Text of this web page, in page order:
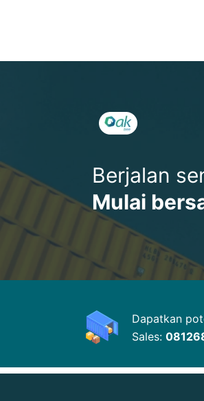
Berjalan
Mulai
Dapatkan
Sales: